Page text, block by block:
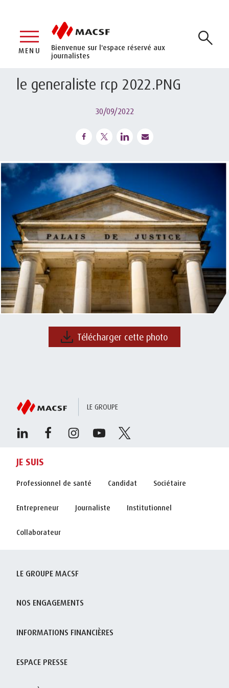
Bienvenue sur l'espace réservé aux
journalistes
MENU
le generaliste rcp 2022.PNG
30/09/2022
Télécharger cette photo
LE GROUPE
JE SUIS
Professionnel de santé Candidat Sociétaire
Entrepreneur Journaliste Institutionnel
Collaborateur
LE GROUPE MACSF
NOS ENGAGEMENTS
INFORMATIONS FINANCIÈRES
ESPACE PRESSE